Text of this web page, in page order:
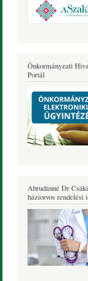
Önkormányzati
Portál
Abrudánné Dr
háziorvos rendelési